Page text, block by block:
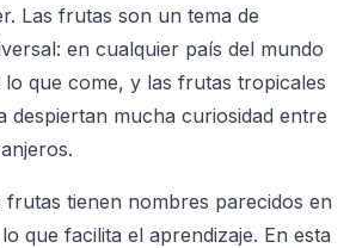
Las frutas son un tema de
en cualquier país del mundo
lo que come, y las frutas tropicales
despiertan mucha curiosidad entre
frutas tienen nombres parecidos en
que facilita el aprendizaje. En esta